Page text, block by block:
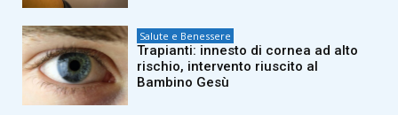
Salute e Benessere
Trapianti: innesto di cornea ad alto
rischio, intervento riuscito al
Bambino Gesù